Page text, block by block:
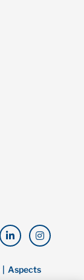
Aspects